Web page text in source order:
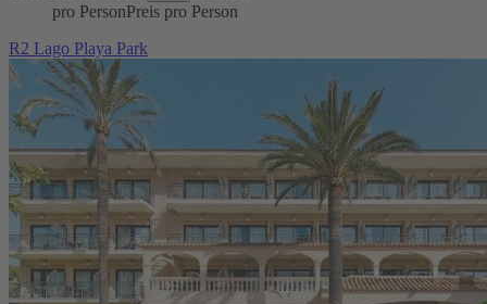
pro PersonPreis pro Person
R2 Lago Playa Park